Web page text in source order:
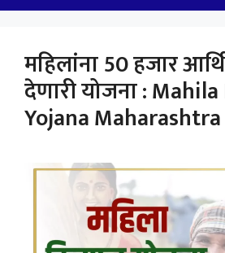
महिलांना 50 हजार
देणारी योजना :
Yojana Maharashtra